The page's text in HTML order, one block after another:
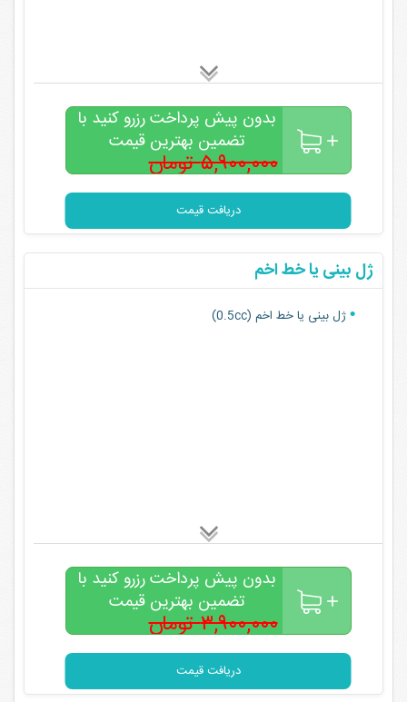
بدون پیش پرداخت رزرو کنید با
تضمین بهترین قیمت
۵,۹۰۰,۰۰۰ تومان
۴,۹۰۰,۰۰۰تومان
دریافت قیمت
ژل بینی یا خط اخم
ژل بینی یا خط اخم (0.5cc)
بدون پیش پرداخت رزرو کنید با
تضمین بهترین قیمت
۳,۹۰۰,۰۰۰ تومان
۲,۹۰۰,۰۰۰تومان
دریافت قیمت